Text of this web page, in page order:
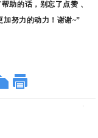
助的话，别忘了点赞 、
努力的动力！谢谢~”